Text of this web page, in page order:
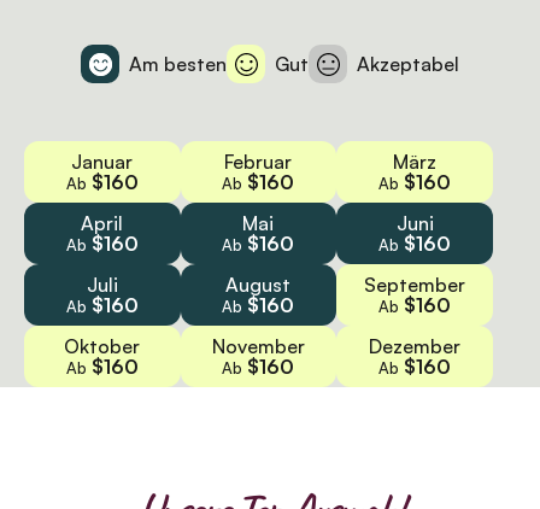
Am besten Gut Akzeptabel
Januar
Ab $160
Februar
Ab $160
März
Ab $160
April
Ab $160
Mai
Ab $160
Juni
Ab $160
Juli
Ab $160
August
Ab $160
September
Ab $160
Oktober
Ab $160
November
Ab $160
Dezember
Ab $160